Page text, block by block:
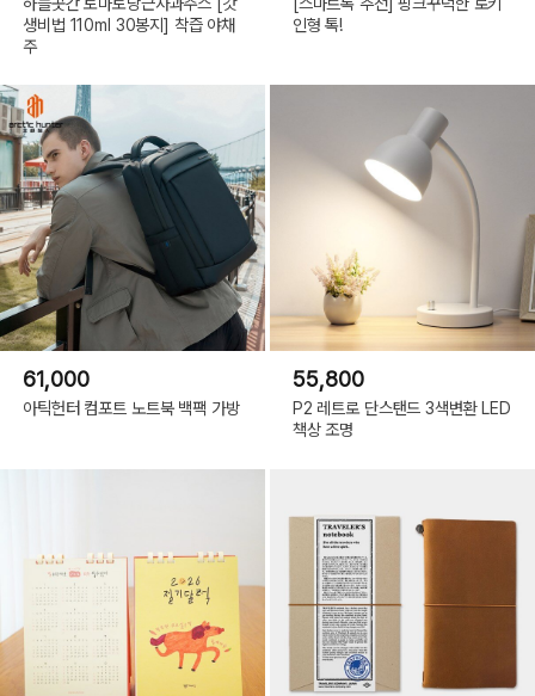
생비법 110ml 30봉지] 착즙 야채
주
인형 톡!
61,000
아틱헌터 컴포트 노트북 백팩 가방
55,800
P2 레트로 단스탠드 3색변환 LED
책상 조명